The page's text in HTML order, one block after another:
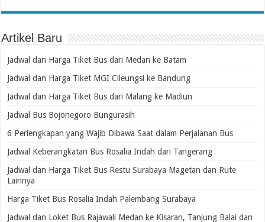
Artikel Baru
Jadwal dan Harga Tiket Bus dari Medan ke Batam
Jadwal dan Harga Tiket MGI Cileungsi ke Bandung
Jadwal dan Harga Tiket Bus dari Malang ke Madiun
Jadwal Bus Bojonegoro Bungurasih
6 Perlengkapan yang Wajib Dibawa Saat dalam Perjalanan Bus
Jadwal Keberangkatan Bus Rosalia Indah dari Tangerang
Jadwal dan Harga Tiket Bus Restu Surabaya Magetan dan Rute
Lainnya
Harga Tiket Bus Rosalia Indah Palembang Surabaya
Jadwal dan Loket Bus Rajawali Medan ke Kisaran, Tanjung Balai dan